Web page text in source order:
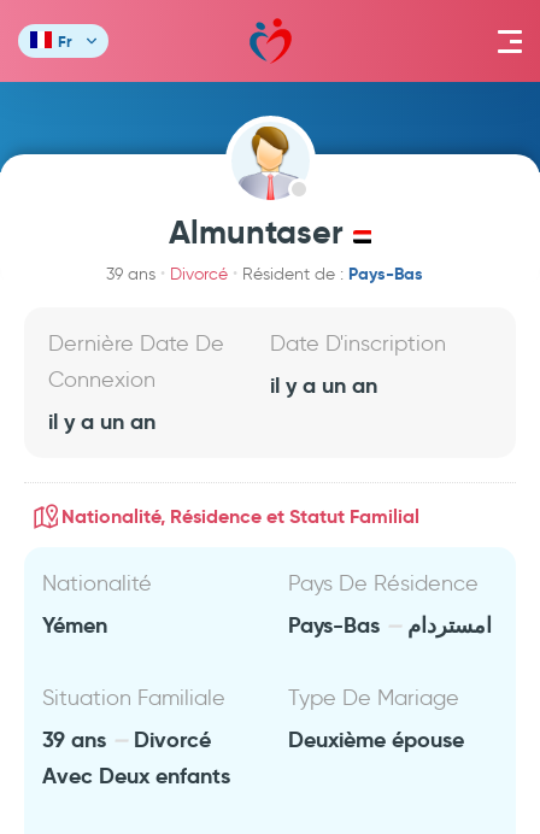
Fr
Almuntaser
39 ans Divorcé Résident de : Pays-Bas
Dernière Date De
Connexion
il y a un an
Date D'inscription
il y a un an
Nationalité, Résidence et Statut Familial
Nationalité
Yémen
Pays De Résidence
Pays-Bas امستردام
Situation Familiale
39 ans
Divorcé
Avec Deux enfants
Type De Mariage
Deuxième épouse